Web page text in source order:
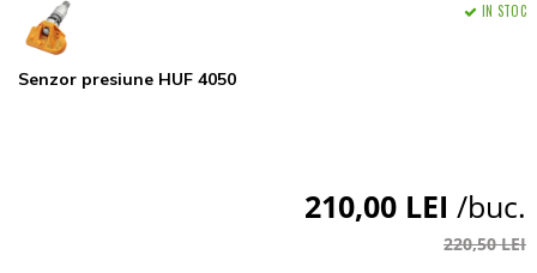
Senzor presiune HUF 4050
IN STOC
210,00 LEI /buc.
220,50 LEI